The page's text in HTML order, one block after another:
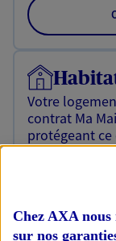
Votre
contrat Ma
protégeant
Chez AXA nous
sur nos